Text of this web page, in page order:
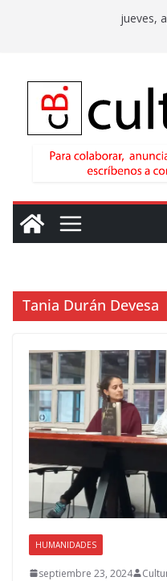
jueves,
Tania Durán Devesa
HUMANIDADES
septiembre 23, 2024